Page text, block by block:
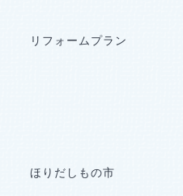
リフォームプラン
ほりだしもの市